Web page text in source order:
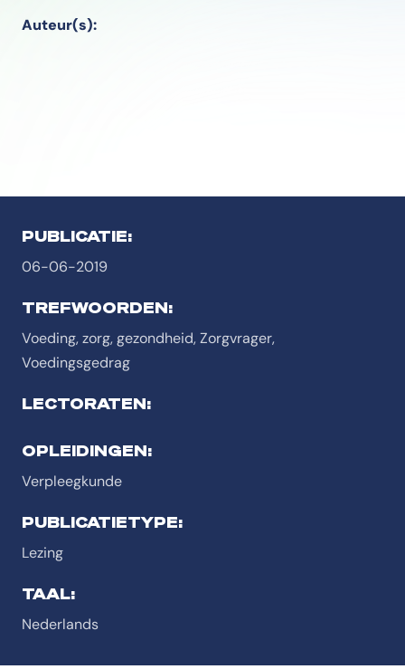
Auteur(s):
PUBLICATIE:
06-06-2019
TREFWOORDEN:
Voeding, zorg, gezondheid, Zorgvrager,
Voedingsgedrag
LECTORATEN:
OPLEIDINGEN:
Verpleegkunde
PUBLICATIETYPE:
Lezing
TAAL:
Nederlands